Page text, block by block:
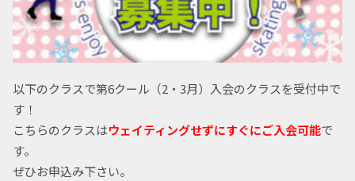
以下のクラスで第6クール（2・3月）入会のクラスを受付中で
す！
こちらのクラスはウェイティングせずにすぐにご入会可能で
す。
ぜひお申込み下さい。